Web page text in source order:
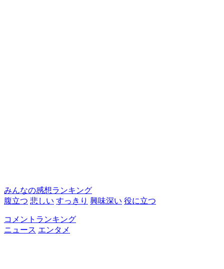
みんなの感想ランキング
腹立つ 悲しい すっきり 興味深い 役に立つ
コメントランキング
ニュース エンタメ